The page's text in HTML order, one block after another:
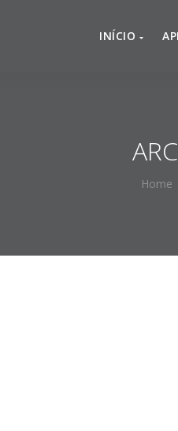
INÍCIO
Home